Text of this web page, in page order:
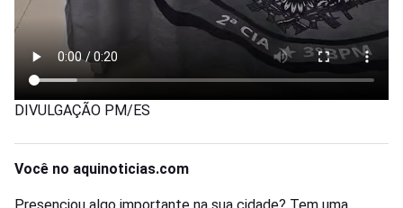
DIVULGAÇÃO PM/ES
Você no aquinoticias.com
Presenciou algo importante na sua cidade? Tem uma